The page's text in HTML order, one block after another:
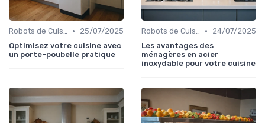
Robots de Cuisine •
25/07/2025
Optimisez votre cuisine avec
un porte-poubelle pratique
Robots de Cuisine •
24/07/2025
Les avantages des
ménagères en acier
inoxydable pour votre cuisine